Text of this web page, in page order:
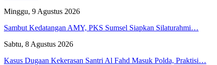
Minggu, 9 Agustus 2026
Sambut Kedatangan AMY, PKS Sumsel Siapkan Silaturahmi…
Sabtu, 8 Agustus 2026
Kasus Dugaan Kekerasan Santri Al Fahd Masuk Polda, Praktisi…